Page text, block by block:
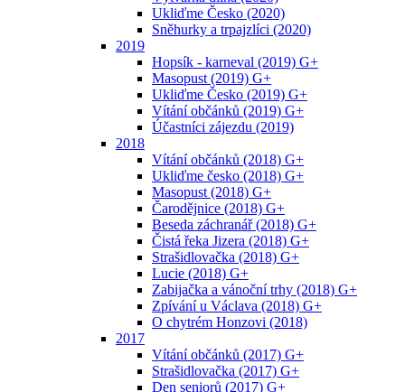
Ukliďme Česko (2020)
Sněhurky a trpajzlíci (2020)
2019
Hopsík - karneval (2019) G+
Masopust (2019) G+
Ukliďme Česko (2019) G+
Vítání občánků (2019) G+
Účastníci zájezdu (2019)
2018
Vítání občánků (2018) G+
Ukliďme česko (2018) G+
Masopust (2018) G+
Čarodějnice (2018) G+
Beseda záchranář (2018) G+
Čistá řeka Jizera (2018) G+
Strašidlovačka (2018) G+
Lucie (2018) G+
Zabijačka a vánoční trhy (2018) G+
Zpívání u Václava (2018) G+
O chytrém Honzovi (2018)
2017
Vítání občánků (2017) G+
Strašidlovačka (2017) G+
Den seniorů (2017) G+